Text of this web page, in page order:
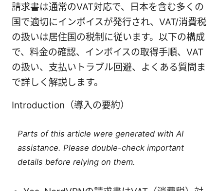
請求書は通常のVAT対応で、日本を含む多くの
国で適切にインボイスが発行され、VAT/消費税
の扱いは居住国の税制に従います。以下の構成
で、料金の確認、インボイスの取得手順、VAT
の扱い、支払いトラブル回避、よくある質問ま
で詳しく解説します。
Introduction（導入の要約）
Parts of this article were generated with AI
assistance. Please double-check important
details before relying on them.